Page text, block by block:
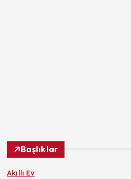
Başlıklar
Akıllı Ev